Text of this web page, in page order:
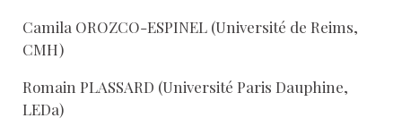
Camila OROZCO-ESPINEL (Université de Reims,
CMH)
Romain PLASSARD (Université Paris Dauphine,
LEDa)